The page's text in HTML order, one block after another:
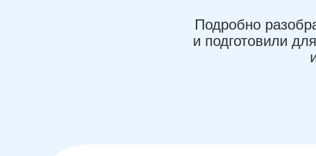
Подробно
и подготовили